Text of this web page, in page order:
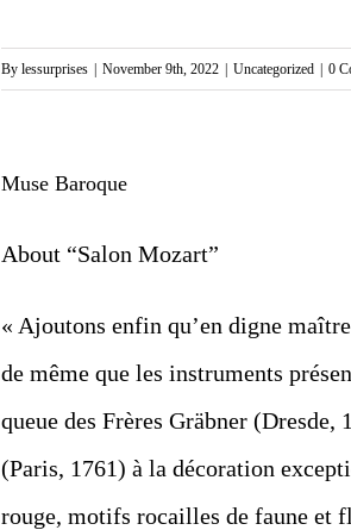
By lessurprises November 9th, 2022 Uncategorized 0
Muse Baroque
About “Salon Mozart”
« Ajoutons enfin qu’en digne
de même que les instruments
queue des Frères Gräbner
(Paris, 1761) à la décoration
rouge, motifs rocailles de faune et